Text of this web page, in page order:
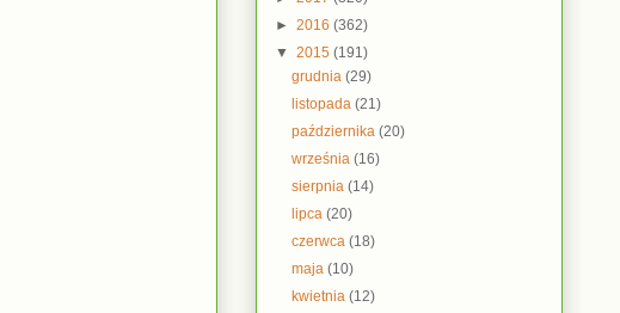
► 2016 (362)
▼ 2015 (191)
grudnia(29)
listopada(21)
października(20)
września(16)
sierpnia(14)
lipca(20)
czerwca(18)
maja(10)
kwietnia(12)